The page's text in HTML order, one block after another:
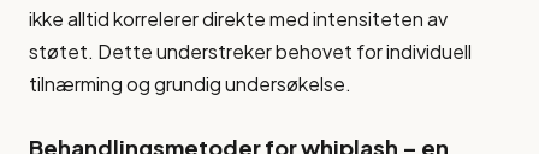
ikke alltid korrelerer direkte med intensiteten av
støtet. Dette understreker behovet for individuell
tilnærming og grundig undersøkelse.
Behandlingsmetoder for whiplash – en